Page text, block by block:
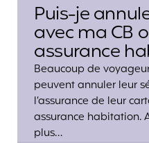
Puis-je
avec ma CB
assurance
Beaucoup de
peuvent annuler leur
l’assurance de leur
assurance habitation.
plus…